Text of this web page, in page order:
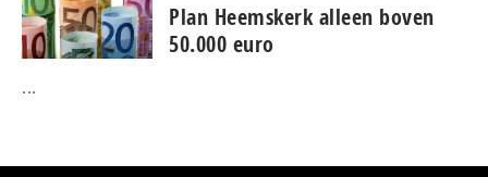
Plan Heemskerk alleen boven
50.000 euro
...